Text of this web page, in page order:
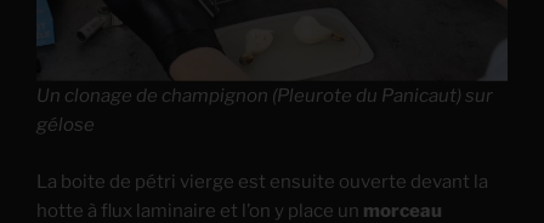
Un clonage de champignon (Pleurote du Panicaut) sur
gélose
La boite de pétri vierge est ensuite ouverte devant la
hotte à flux laminaire et l’on y place un morceau